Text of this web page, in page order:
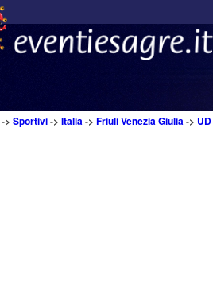
-> Sportivi-> Italia-> Friuli Venezia Giulia-> UD